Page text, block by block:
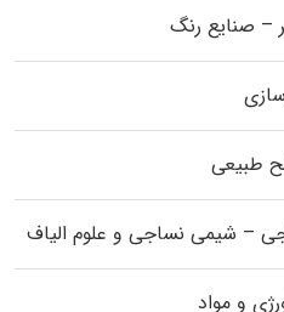
– صنایع رنگ
طبیعی
– شیمی نساجی و علوم الیاف
و مواد